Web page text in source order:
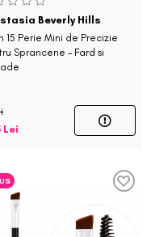
Beverly Hills
15 Perie Mini de Precizie
Sprancene - Fard si
Lei